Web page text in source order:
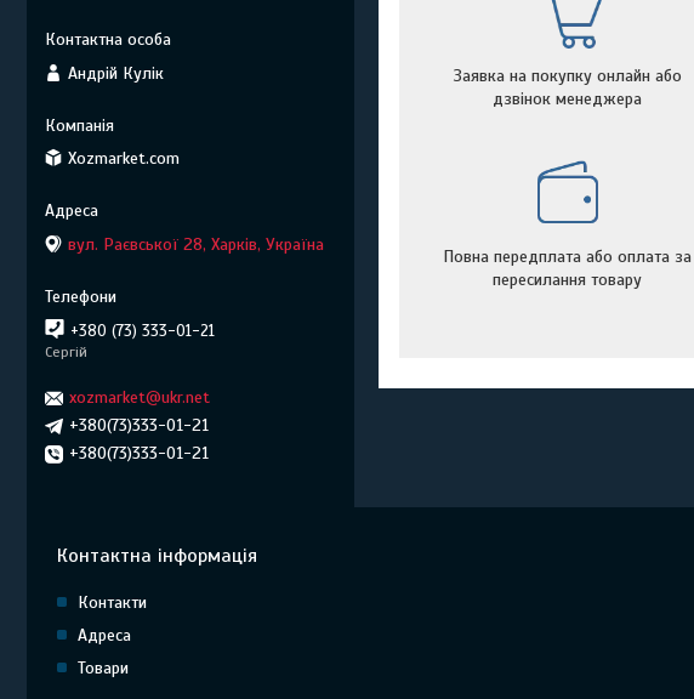
Заявка на покупку онлайн або
дзвінок менеджера
Повна передплата або оплата за
пересилання товару
Андрій Кулік
Xozmarket.com
вул. Раєвської 28, Харків, Україна
+380 (73) 333-01-21
Сергій
xozmarket@ukr.net
+380(73)333-01-21
+380(73)333-01-21
Контактна інформація
Контакти
Адреса
Товари